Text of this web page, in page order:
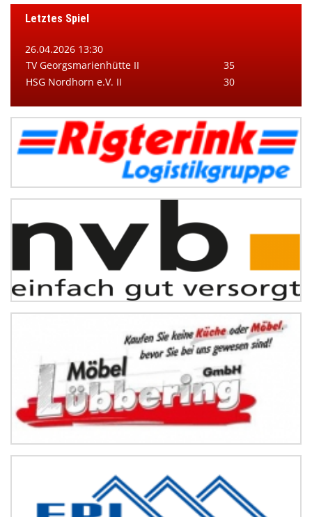
Letztes Spiel
26.04.2026 13:30
TV Georgsmarienhütte II
35
HSG Nordhorn e.V. II
30